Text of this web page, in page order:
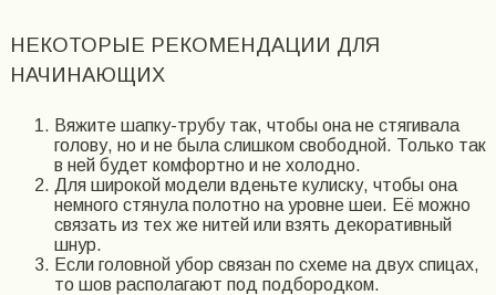
НЕКОТОРЫЕ РЕКОМЕНДАЦИИ ДЛЯ
НАЧИНАЮЩИХ
Вяжите шапку-трубу так, чтобы она не стягивала
голову, но и не была слишком свободной. Только так
в ней будет комфортно и не холодно.
Для широкой модели вденьте кулиску, чтобы она
немного стянула полотно на уровне шеи. Её можно
связать из тех же нитей или взять декоративный
шнур.
Если головной убор связан по схеме на двух спицах,
то шов располагают под подбородком.